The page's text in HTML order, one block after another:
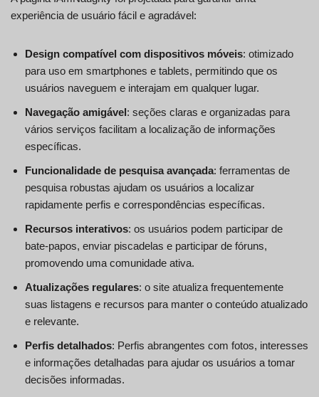
experiência de usuário fácil e agradável:
Design compatível com dispositivos móveis: otimizado
para uso em smartphones e tablets, permitindo que os
usuários naveguem e interajam em qualquer lugar.
Navegação amigável: seções claras e organizadas para
vários serviços facilitam a localização de informações
específicas.
Funcionalidade de pesquisa avançada: ferramentas de
pesquisa robustas ajudam os usuários a localizar
rapidamente perfis e correspondências específicas.
Recursos interativos: os usuários podem participar de
bate-papos, enviar piscadelas e participar de fóruns,
promovendo uma comunidade ativa.
Atualizações regulares: o site atualiza frequentemente
suas listagens e recursos para manter o conteúdo atualizado
e relevante.
Perfis detalhados: Perfis abrangentes com fotos, interesses
e informações detalhadas para ajudar os usuários a tomar
decisões informadas.